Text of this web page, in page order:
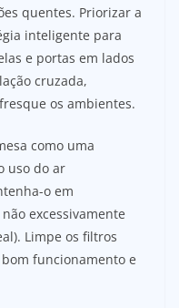
quentes. Priorizar a
inteligente para
e portas em lados
cruzada,
os ambientes.
como uma
uso do ar
o em
excessivamente
Limpe os filtros
funcionamento e